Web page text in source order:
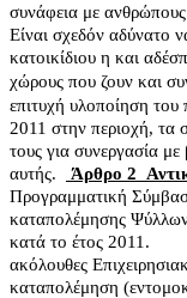
συνάφεια με ανθρώπους
Είναι σχεδόν αδύνατο
κατοικίδιου η και
χώρους που ζουν και
επιτυχή υλοποίηση
2011 στην περιοχή, τα
τους για συνεργασία
αυτής.
Άρθρο 2
Προγραμματική
καταπολέμησης
κατά το έτος 2011.
ακόλουθες
καταπολέμηση